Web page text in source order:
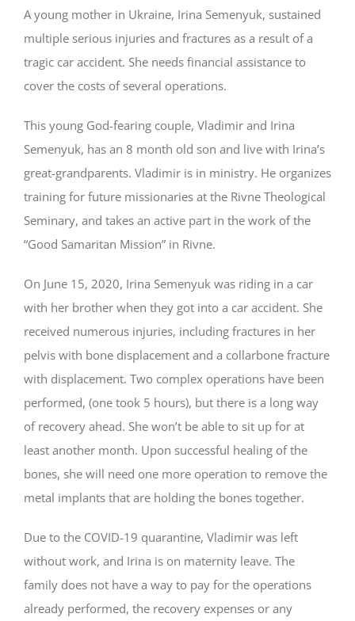
A young mother in Ukraine, Irina Semenyuk, sustained
multiple serious injuries and fractures as a result of a
tragic car accident. She needs financial assistance to
cover the costs of several operations.
This young God-fearing couple, Vladimir and Irina
Semenyuk, has an 8 month old son and live with Irina’s
great-grandparents. Vladimir is in ministry. He organizes
training for future missionaries at the Rivne Theological
Seminary, and takes an active part in the work of the
“Good Samaritan Mission” in Rivne.
On June 15, 2020, Irina Semenyuk was riding in a car
with her brother when they got into a car accident. She
received numerous injuries, including fractures in her
pelvis with bone displacement and a collarbone fracture
with displacement. Two complex operations have been
performed, (one took 5 hours), but there is a long way
of recovery ahead. She won’t be able to sit up for at
least another month. Upon successful healing of the
bones, she will need one more operation to remove the
metal implants that are holding the bones together.
Due to the COVID-19 quarantine, Vladimir was left
without work, and Irina is on maternity leave. The
family does not have a way to pay for the operations
already performed, the recovery expenses or any